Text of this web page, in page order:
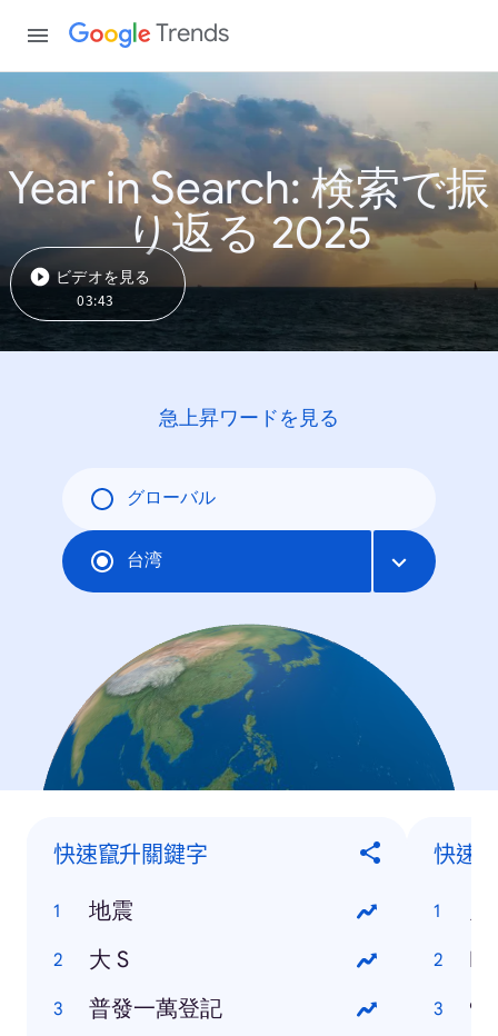
Trends
Year in Search: 検索で振
り返る 2025
ビデオを見る
03:43
急上昇ワードを見る
グローバル
台湾
快速竄升關鍵字
地震
大 S
普發一萬登記
快速
F1